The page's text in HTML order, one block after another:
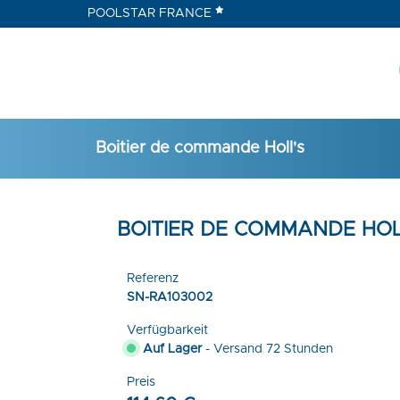
POOLSTAR FRANCE
Boitier de commande Holl's
BOITIER DE COMMANDE
Referenz
SN-RA103002
Verfügbarkeit
Auf Lager- Versand 72 Stunden
Preis